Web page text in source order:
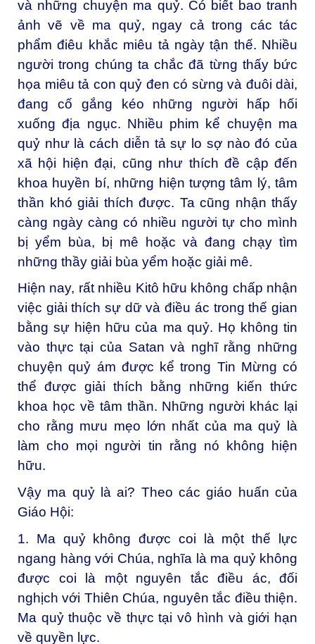
và những chuyện ma quỷ. Có biết bao tranh
ảnh vẽ về ma quỷ, ngay cả trong các tác
phẩm điêu khắc miêu tả ngày tận thế. Nhiều
người trong chúng ta chắc đã từng thấy bức
họa miêu tả con quỷ đen có sừng và đuôi dài,
đang cố gắng kéo những người hấp hối
xuống địa ngục. Nhiều phim kể chuyện ma
quỷ như là cách diễn tả sự lo sợ nào đó của
xã hội hiện đại, cũng như thích đề cập đến
khoa huyền bí, những hiện tượng tâm lý, tâm
thần khó giải thích được. Ta cũng nhận thấy
càng ngày càng có nhiều người tự cho mình
bị yểm bùa, bị mê hoặc và đang chạy tìm
những thầy giải bùa yểm hoặc giải mê.
Hiện nay, rất nhiều Kitô hữu không chấp nhận
việc giải thích sự dữ và điều ác trong thế gian
bằng sự hiện hữu của ma quỷ. Họ không tin
vào thực tại của Satan và nghĩ rằng những
chuyện quỷ ám được kể trong Tin Mừng có
thể được giải thích bằng những kiến thức
khoa học về tâm thần. Những người khác lại
cho rằng mưu mẹo lớn nhất của ma quỷ là
làm cho mọi người tin rằng nó không hiện
hữu.
Vậy ma quỷ là ai? Theo các giáo huấn của
Giáo Hội:
1. Ma quỷ không được coi là một thế lực
ngang hàng với Chúa, nghĩa là ma quỷ không
được coi là một nguyên tắc điều ác, đối
nghịch với Thiên Chúa, nguyên tắc điều thiện.
Ma quỷ thuộc về thực tại vô hình và giới hạn
về quyền lực.